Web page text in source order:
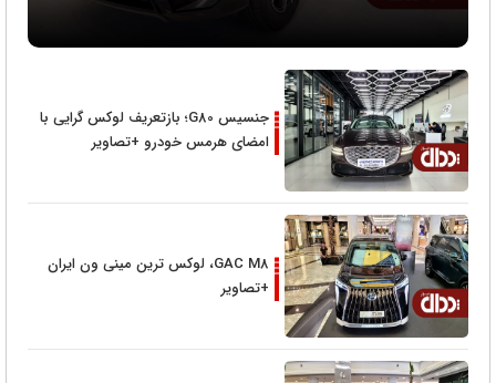
جنسیس G80؛ بازتعریف لوکس گرایی با
امضای هرمس خودرو +تصاویر
GAC M8، لوکس ترین مینی ون ایران
+تصاویر